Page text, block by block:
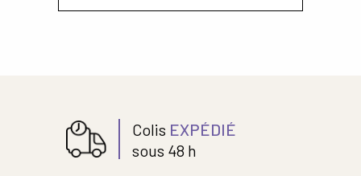
Colis EXPÉDIÉ
sous 48 h